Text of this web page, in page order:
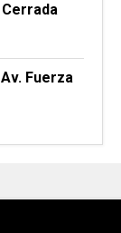
Fuerza